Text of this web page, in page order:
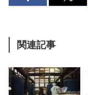
関連記事